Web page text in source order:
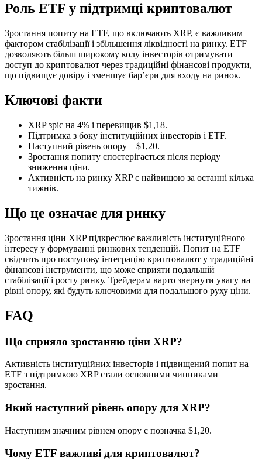
Роль ETF у підтримці криптовалют
Зростання попиту на ETF, що включають XRP, є важливим
фактором стабілізації і збільшення ліквідності на ринку. ETF
дозволяють більш широкому колу інвесторів отримувати
доступ до криптовалют через традиційні фінансові продукти,
що підвищує довіру і зменшує бар’єри для входу на ринок.
Ключові факти
XRP зріс на 4% і перевищив $1,18.
Підтримка з боку інституційних інвесторів і ETF.
Наступний рівень опору – $1,20.
Зростання попиту спостерігається після періоду
зниження ціни.
Активність на ринку XRP є найвищою за останні кілька
тижнів.
Що це означає для ринку
Зростання ціни XRP підкреслює важливість інституційного
інтересу у формуванні ринкових тенденцій. Попит на ETF
свідчить про поступову інтеграцію криптовалют у традиційні
фінансові інструменти, що може сприяти подальшій
стабілізації і росту ринку. Трейдерам варто звернути увагу на
рівні опору, які будуть ключовими для подальшого руху ціни.
FAQ
Що сприяло зростанню ціни XRP?
Активність інституційних інвесторів і підвищений попит на
ETF з підтримкою XRP стали основними чинниками
зростання.
Який наступний рівень опору для XRP?
Наступним значним рівнем опору є позначка $1,20.
Чому ETF важливі для криптовалют?